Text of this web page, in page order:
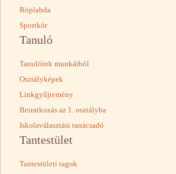
Röplabda
Sportkör
Tanuló
Tanulóink munkáiból
Osztályképek
Linkgyűjtemény
Beiratkozás az 1. osztályba
Iskolaválasztási tanácsadó
Tantestület
Tantestületi tagok